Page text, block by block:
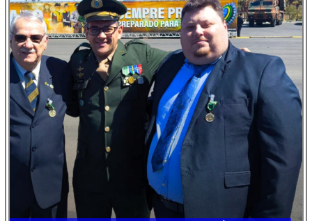
Escoteiro do Rio de Janeiro é condecorado com a
Medalha Marechal Mascarenhas de Moraes